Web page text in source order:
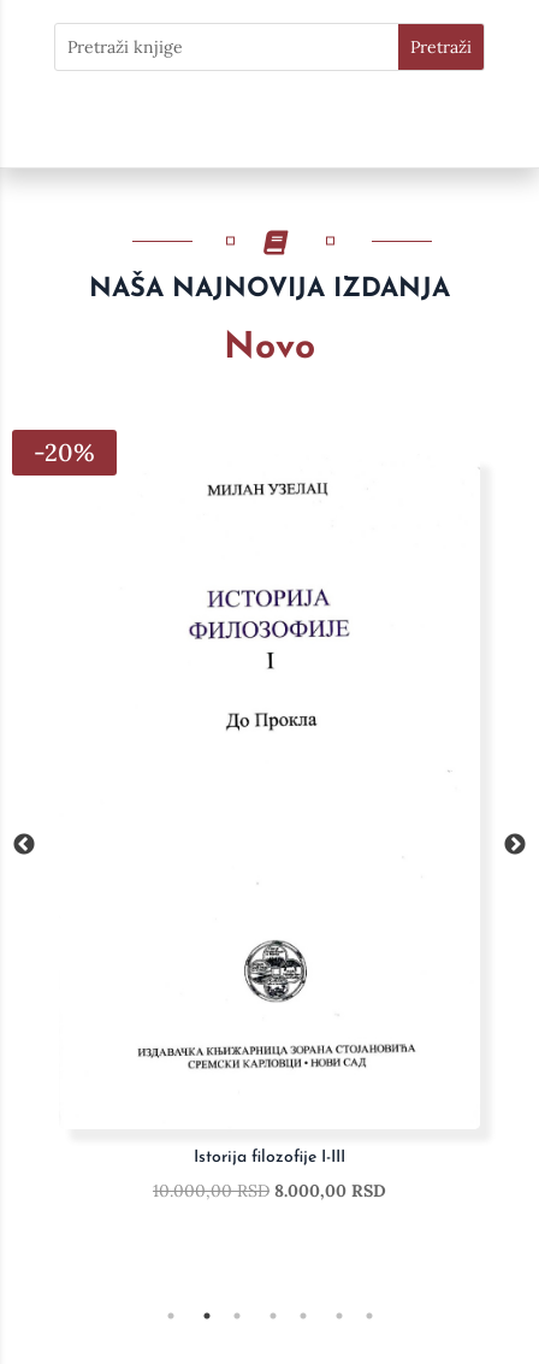
NAŠA NAJNOVIJA IZDANJA
Novo
-20%
10.000,00 RSD 8.000,00